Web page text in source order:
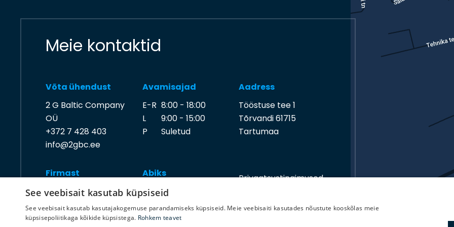
Meie kontaktid
Võta ühendust
2 G Baltic Company
OÜ
+372 7 428 403
info@2gbc.ee
Avamisajad
E-R 8:00 - 18:00
L
9:00 - 15:00
P
Suletud
Aadress
Tööstuse tee 1
Tõrvandi 61715
Tartumaa
Firmast
Ettevõttest
Tööpakkumised
Kontakt
Abiks
Kuidas osta?
Tehniline info
Järelmaks
Privaatsustingimused
See veebisait kasutab küpsiseid
See veebisait kasutab kasutajakogemuse parandamiseks küpsiseid. Meie veebisaiti kasutades nõustute kooskõlas meie
küpsisepoliitikaga kõikide küpsistega. Rohkem teavet